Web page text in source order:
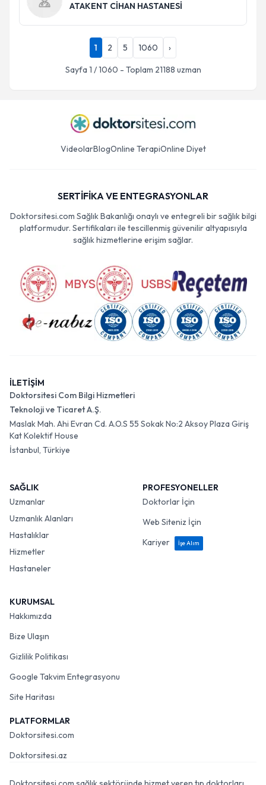
ATAKENT CİHAN HASTANESİ
1 2 5 1060 ›
Sayfa 1 /1060 - Toplam 21188 uzman
VideolarBlogOnline TerapiOnline Diyet
SERTİFİKA VE ENTEGRASYONLAR
Doktorsitesi.com Sağlık Bakanlığı onaylı ve entegreli bir sağlık bilgi
platformudur. Sertifikaları ile tescillenmiş güvenilir altyapısıyla
sağlık hizmetlerine erişim sağlar.
İLETİŞİM
Doktorsitesi Com Bilgi Hizmetleri
Teknoloji ve Ticaret A.Ş.
Maslak Mah. Ahi Evran Cd. A.O.S 55 Sokak No:2 Aksoy Plaza Giriş
Kat Kolektif House
İstanbul, Türkiye
SAĞLIK
Uzmanlar
Uzmanlık Alanları
Hastalıklar
Hizmetler
Hastaneler
PROFESYONELLER
Doktorlar İçin
Web Siteniz İçin
Kariyer
İşe Alım
KURUMSAL
Hakkımızda
Bize Ulaşın
Gizlilik Politikası
Google Takvim Entegrasyonu
Site Haritası
PLATFORMLAR
Doktorsitesi.com
Doktorsitesi.az